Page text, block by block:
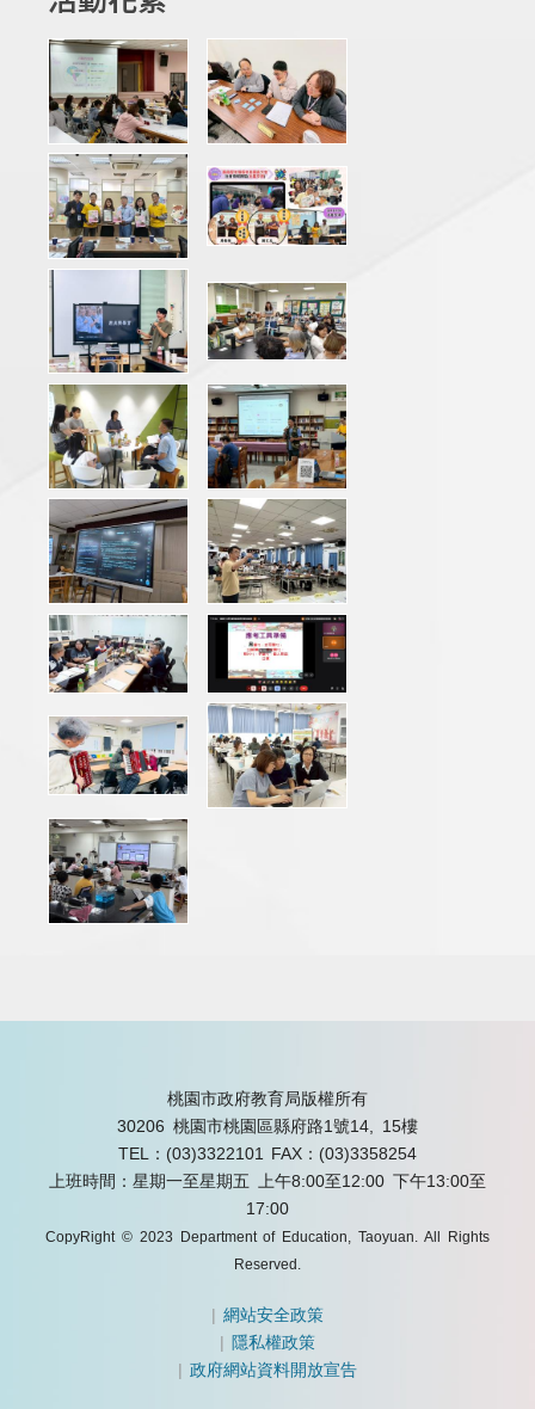
桃園市政府教育局版權所有
30206 桃園市桃園區縣府路1號14, 15樓
TEL：(03)3322101
FAX：(03)3358254
上班時間：星期一至星期五 上午8:00至12:00 下午13:00至
17:00
CopyRight © 2023 Department of Education, Taoyuan. All Rights
Reserved.
|網站安全政策
|隱私權政策
|政府網站資料開放宣告